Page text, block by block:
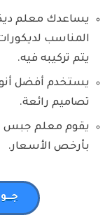
يساعدك معلم
المناسب
يتم تركيبه فيه.
يستخدم أفضل
تصاميم رائعة.
يقوم معلم جبس
بأرخص الأسعار.